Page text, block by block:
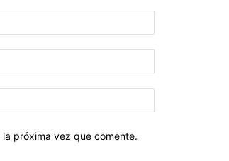
electrónico:*
web:
próxima vez que comente.